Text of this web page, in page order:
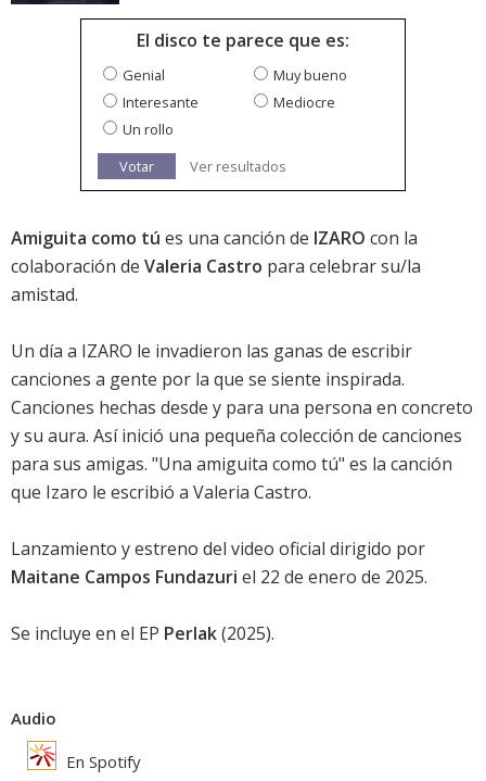
El disco te parece que es:
Genial
Muy bueno
Interesante
Mediocre
Un rollo
Votar
Ver resultados
Amiguita como tú es una canción de IZARO con la
colaboración de Valeria Castro para celebrar su/la
amistad.
Un día a IZARO le invadieron las ganas de escribir
canciones a gente por la que se siente inspirada.
Canciones hechas desde y para una persona en concreto
y su aura. Así inició una pequeña colección de canciones
para sus amigas. "Una amiguita como tú" es la canción
que Izaro le escribió a Valeria Castro.
Lanzamiento y estreno del video oficial dirigido por
Maitane Campos Fundazuri el 22 de enero de 2025.
Se incluye en el EP Perlak(2025).
Audio
En Spotify